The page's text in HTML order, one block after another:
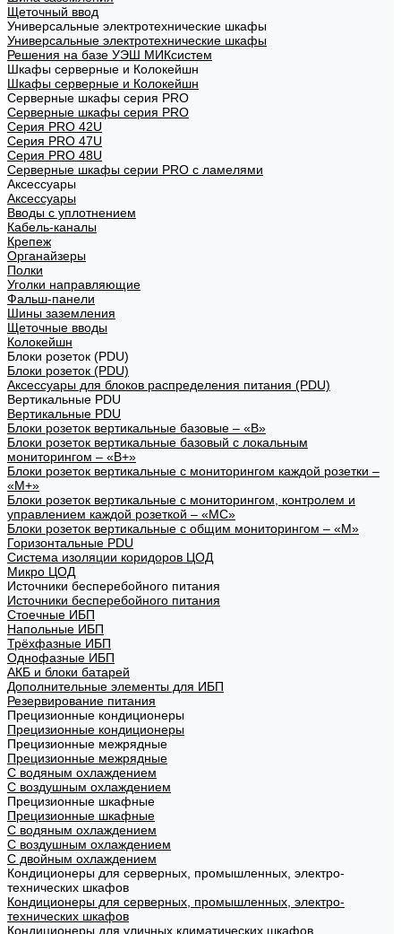
Щеточный ввод
Универсальные электротехнические шкафы
Универсальные электротехнические шкафы
Решения на базе УЭШ МИКсистем
Шкафы серверные и Колокейшн
Шкафы серверные и Колокейшн
Серверные шкафы серия PRO
Серверные шкафы серия PRO
Серия PRO 42U
Серия PRO 47U
Серия PRO 48U
Серверные шкафы серии PRO с ламелями
Аксессуары
Аксессуары
Вводы с уплотнением
Кабель-каналы
Крепеж
Органайзеры
Полки
Уголки направляющие
Фальш-панели
Шины заземления
Щеточные вводы
Колокейшн
Блоки розеток (PDU)
Блоки розеток (PDU)
Аксессуары для блоков распределения питания (PDU)
Вертикальные PDU
Вертикальные PDU
Блоки розеток вертикальные базовые – «В»
Блоки розеток вертикальные базовый с локальным
мониторингом – «В+»
Блоки розеток вертикальные с мониторингом каждой розетки –
«М+»
Блоки розеток вертикальные с мониторингом, контролем и
управлением каждой розеткой – «МС»
Блоки розеток вертикальные с общим мониторингом – «М»
Горизонтальные PDU
Система изоляции коридоров ЦОД
Микро ЦОД
Источники бесперебойного питания
Источники бесперебойного питания
Стоечные ИБП
Напольные ИБП
Трёхфазные ИБП
Однофазные ИБП
АКБ и блоки батарей
Дополнительные элементы для ИБП
Резервирование питания
Прецизионные кондиционеры
Прецизионные кондиционеры
Прецизионные межрядные
Прецизионные межрядные
С водяным охлаждением
С воздушным охлаждением
Прецизионные шкафные
Прецизионные шкафные
С водяным охлаждением
С воздушным охлаждением
С двойным охлаждением
Кондиционеры для серверных, промышленных, электро-
технических шкафов
Кондиционеры для серверных, промышленных, электро-
технических шкафов
Кондиционеры для уличных климатических шкафов